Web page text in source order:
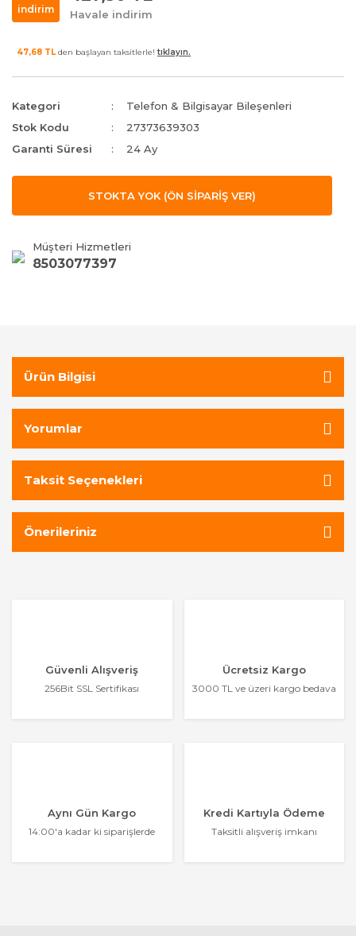
indirim Havale indirim
47,68 TL den başlayan taksitlerle! tıklayın.
Kategori
Telefon & Bilgisayar Bileşenleri
Stok Kodu
27373639303
Garanti Süresi
24 Ay
STOKTA YOK (ÖN SİPARİŞ VER)
Müşteri Hizmetleri
8503077397
Ürün Bilgisi
Yorumlar
Taksit Seçenekleri
Önerileriniz
Güvenli Alışveriş
256Bit SSL Sertifikası
Ücretsiz Kargo
3000 TL ve üzeri kargo bedava
Aynı Gün Kargo
14:00'a kadar ki siparişlerde
Kredi Kartıyla Ödeme
Taksitli alışveriş imkanı